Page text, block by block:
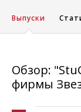
Выпуски
Обзор:
фирмы